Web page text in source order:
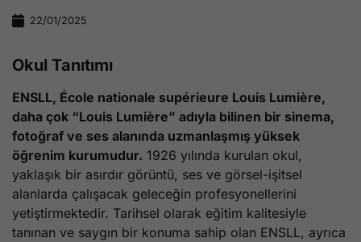
22/01/2025
Okul Tanıtımı
ENSLL, École nationale supérieure Louis Lumière,
daha çok “Louis Lumière” adıyla bilinen bir sinema,
fotoğraf ve ses alanında uzmanlaşmış yüksek
öğrenim kurumudur. 1926 yılında kurulan okul,
yaklaşık bir asırdır görüntü, ses ve görsel-işitsel
alanlarda çalışacak geleceğin profesyonellerini
yetiştirmektedir. Tarihsel olarak eğitim kalitesiyle
tanınan ve saygın bir konuma sahip olan ENSLL, ayrıca